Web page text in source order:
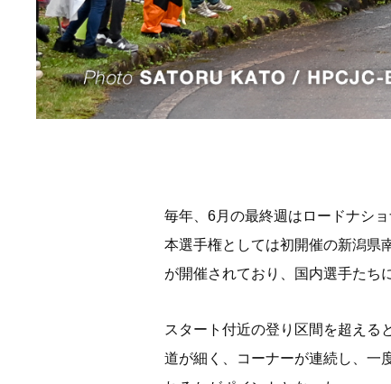
毎年、6月の最終週はロードナシ
本選手権としては初開催の新潟県
が開催されており、国内選手たち
スタート付近の登り区間を超える
道が細く、コーナーが連続し、一